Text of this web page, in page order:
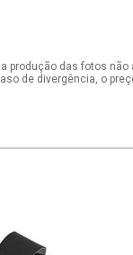
produção das fotos não
de divergência, o